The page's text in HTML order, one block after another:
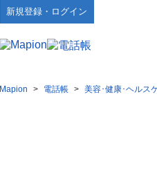
新規登録・ログイン
Mapion > 電話帳 > 美容･健康･ヘルス